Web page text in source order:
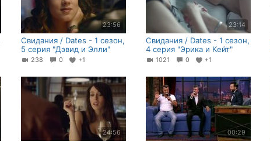
23:56
Свидания / Dates - 1 сезон,
5 серия "Дэвид и Элли"
238 0 +1
23:14
Свидания / Dates - 1 сезон,
4 серия "Эрика и Кейт"
1021 0 +1
24:56 00:29